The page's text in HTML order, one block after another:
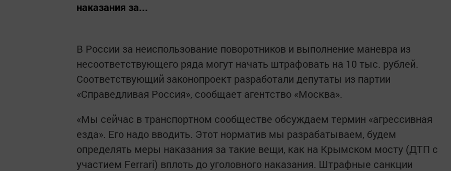
наказания за...
В России за неиспользование поворотников и выполнение маневра из
несоответствующего ряда могут начать штрафовать на 10 тыс. рублей.
Соответствующий законопроект разработали депутаты из партии
«Справедливая Россия», сообщает агентство «Москва».
«Мы сейчас в транспортном сообществе обсуждаем термин «агрессивная
езда». Его надо вводить. Этот норматив мы разрабатываем, будем
определять меры наказания за такие вещи, как на Крымском мосту (ДТП с
участием Ferrari) вплоть до уголовного наказания. Штрафные санкции